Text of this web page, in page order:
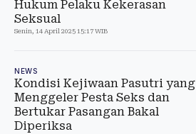
Hukum Pelaku Kekerasan
Seksual
Senin, 14 April 2025 15:17 WIB
NEWS
Kondisi Kejiwaan Pasutri yang
Menggeler Pesta Seks dan
Bertukar Pasangan Bakal
Diperiksa